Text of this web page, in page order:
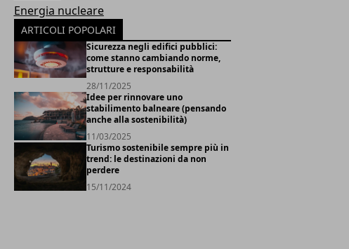
Energia nucleare
ARTICOLI POPOLARI
Sicurezza negli edifici pubblici:
come stanno cambiando norme,
strutture e responsabilità
28/11/2025
Idee per rinnovare uno
stabilimento balneare (pensando
anche alla sostenibilità)
11/03/2025
Turismo sostenibile sempre più in
trend: le destinazioni da non
perdere
15/11/2024